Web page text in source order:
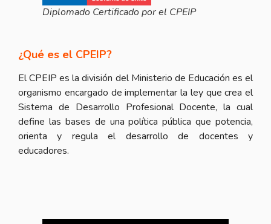
Diplomado Certificado por el CPEIP
¿Qué es el CPEIP?
El CPEIP es la división del Ministerio de Educación es el
organismo encargado de implementar la ley que crea el
Sistema de Desarrollo Profesional Docente, la cual
define las bases de una política pública que potencia,
orienta y regula el desarrollo de docentes y
educadores.